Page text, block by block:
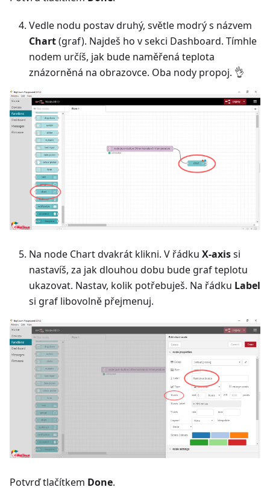
Vedle nodu postav druhý, světle modrý s názvem
Chart(graf). Najdeš ho v sekci Dashboard. Tímhle
nodem určíš, jak bude naměřená teplota
znázorněná na obrazovce. Oba nody propoj. 👌
Na node Chart dvakrát klikni. V řádku X-axissi
nastavíš, za jak dlouhou dobu bude graf teplotu
ukazovat. Nastav, kolik potřebuješ. Na řádku Label
si graf libovolně přejmenuj.
Potvrď tlačítkem Done.